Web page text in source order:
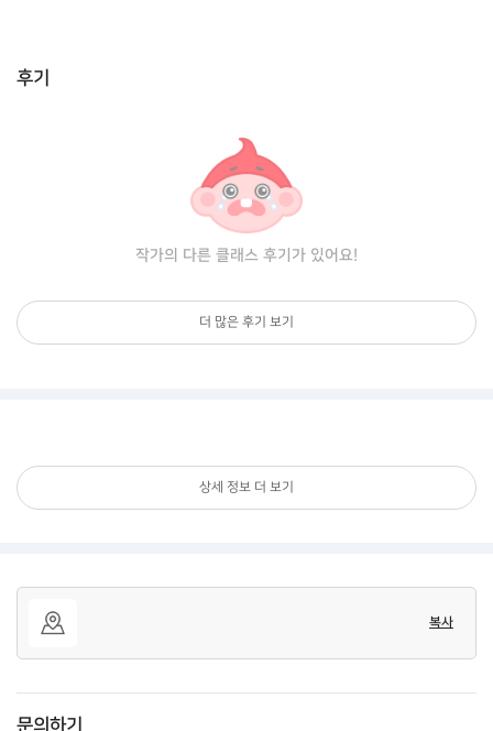
후기
작가의 다른 클래스 후기가 있어요!
더 많은 후기 보기
상세 정보 더 보기
복사
문의하기